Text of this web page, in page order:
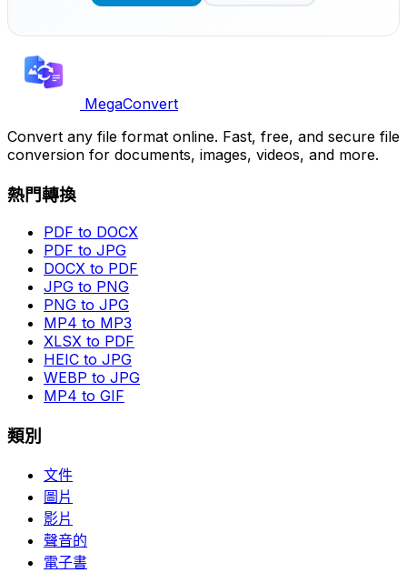
MegaConvert
Convert any file format online. Fast, free, and secure file
conversion for documents, images, videos, and more.
熱門轉換
PDF to DOCX
PDF to JPG
DOCX to PDF
JPG to PNG
PNG to JPG
MP4 to MP3
XLSX to PDF
HEIC to JPG
WEBP to JPG
MP4 to GIF
類別
文件
圖片
影片
聲音的
電子書